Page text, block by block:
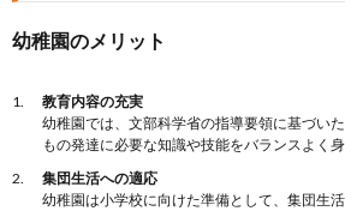
幼稚園のメリット
教育内容の充実
幼稚園では、文部科学省の指導要領に基づい
もの発達に必要な知識や技能をバランスよく
集団生活への適応
幼稚園は小学校に向けた準備として、集団生